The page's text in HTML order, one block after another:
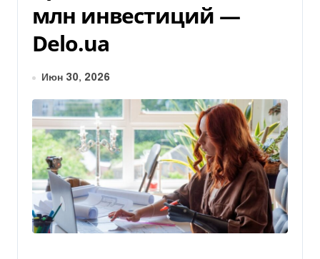
млн инвестиций —
Delo.ua
Июн 30, 2026